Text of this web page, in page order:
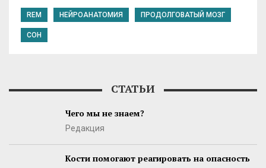
REM НЕЙРОАНАТОМИЯ ПРОДОЛГОВАТЫЙ МОЗГ
СОН
СТАТЬИ
Чего мы не знаем?
Редакция
Кости помогают реагировать на опасность